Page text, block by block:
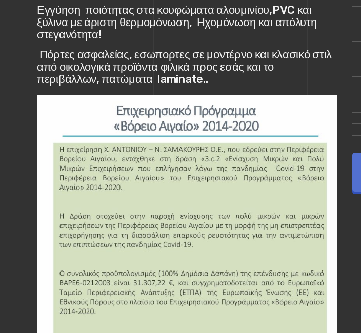
Οικοσύνθεση
Εγγύηση ποιότητας στα κουφώματα αλουμινίου,PVC και
ξύλινα με άριστη θερμομόνωση, Ηχομόνωση και απόλυτη
στεγανότητα!
Πόρτες ασφαλείας, εσωπορτες σε μοντέρνο και κλασικό στιλ
από οικολογικά προϊόντα φιλικά προς εσάς και το
περιβάλλων, πατώματα laminate..